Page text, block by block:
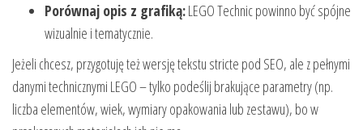
Porównaj opis z grafiką:LEGO Technic powinno być spójne
wizualnie i tematycznie.
Jeżeli chcesz, przygotuję też wersję tekstu stricte pod SEO, ale z pełnymi
danymi technicznymi LEGO – tylko podeślij brakujące parametry (np.
liczba elementów, wiek, wymiary opakowania lub zestawu), bo w